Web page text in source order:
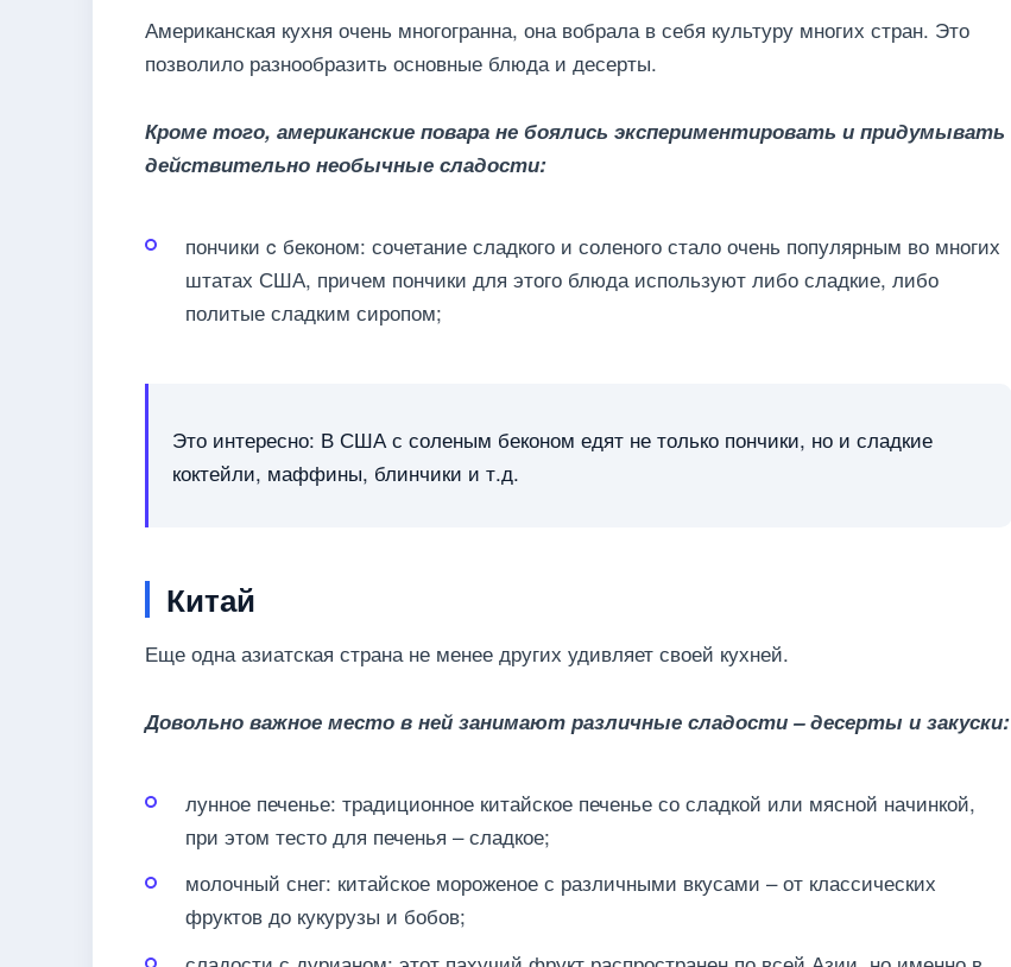
Американская кухня очень многогранна, она вобрала в себя культуру многих стран. Это
позволило разнообразить основные блюда и десерты.
Кроме того, американские повара не боялись экспериментировать и придумывать
действительно необычные сладости:
пончики c беконом: сочетание сладкого и соленого стало очень популярным во многих
штатах США, причем пончики для этого блюда используют либо сладкие, либо
политые сладким сиропом;
Это интересно: В США с соленым беконом едят не только пончики, но и сладкие
коктейли, маффины, блинчики и т.д.
Китай
Еще одна азиатская страна не менее других удивляет своей кухней.
Довольно важное место в ней занимают различные сладости – десерты и закуски:
лунное печенье: традиционное китайское печенье со сладкой или мясной начинкой,
при этом тесто для печенья – сладкое;
молочный снег: китайское мороженое с различными вкусами – от классических
фруктов до кукурузы и бобов;